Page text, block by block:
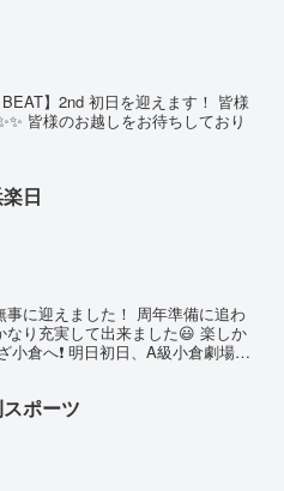
】2nd 初日を迎えます！ 皆様
皆様のお越しをお待ちしており
日
に迎えました！ 周年準備に追わ
り充実して出来ました😃 楽しか
倉へ❗️ 明日初日、A級小倉劇場公
ポーツ